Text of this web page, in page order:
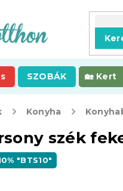
SZOBÁK Kert
Konyha
szék
"BTS10"